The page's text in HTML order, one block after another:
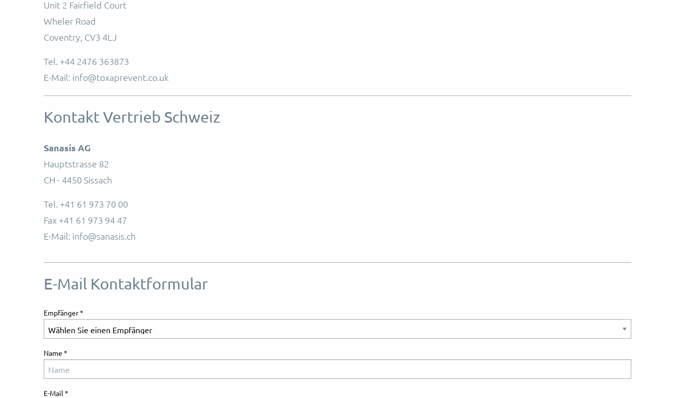
Unit 2 Fairfield Court
Wheler Road
Coventry, CV3 4LJ
Tel. +44 2476 363873
E-Mail: info@toxaprevent.co.uk
Kontakt Vertrieb Schweiz
Sanasis AG
Hauptstrasse 82
CH - 4450 Sissach
Tel. +41 61 973 70 00
Fax +41 61 973 94 47
E-Mail: info@sanasis.ch
E-Mail Kontaktformular
Empfänger*
Name *
E-Mail *